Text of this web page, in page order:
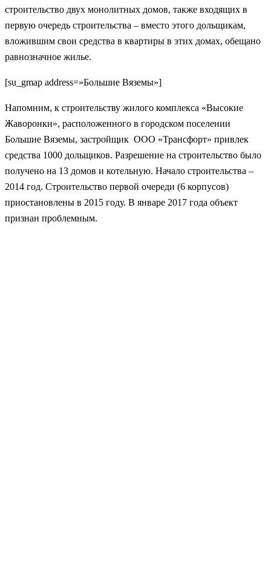
строительство двух монолитных домов, также входящих в
первую очередь строительства – вместо этого дольщикам,
вложившим свои средства в квартиры в этих домах, обещано
равнозначное жилье.
[su_gmap address=»Большие Вяземы»]
Напомним, к строительству жилого комплекса «Высокие
Жаворонки», расположенного в городском поселении
Большие Вяземы, застройщик ООО «Трансфорт» привлек
средства 1000 дольщиков. Разрешение на строительство было
получено на 13 домов и котельную. Начало строительства –
2014 год. Строительство первой очереди (6 корпусов)
приостановлены в 2015 году. В январе 2017 года объект
признан проблемным.